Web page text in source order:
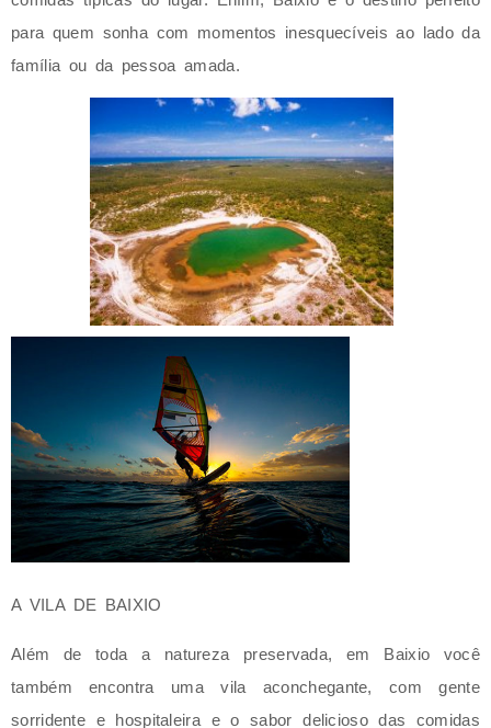
para quem sonha com momentos inesquecíveis ao lado da
família ou da pessoa amada.
A VILA DE BAIXIO
Além de toda a natureza preservada, em Baixio você
também encontra uma vila aconchegante, com gente
sorridente e hospitaleira e o sabor delicioso das comidas